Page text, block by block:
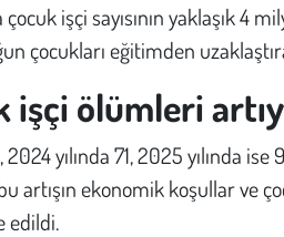
işçi sayısının yaklaşık 4
çocukları eğitimden
işçi ölümleri
2024 yılında 71, 2025 yılında
artışın ekonomik koşullar ve
edildi.